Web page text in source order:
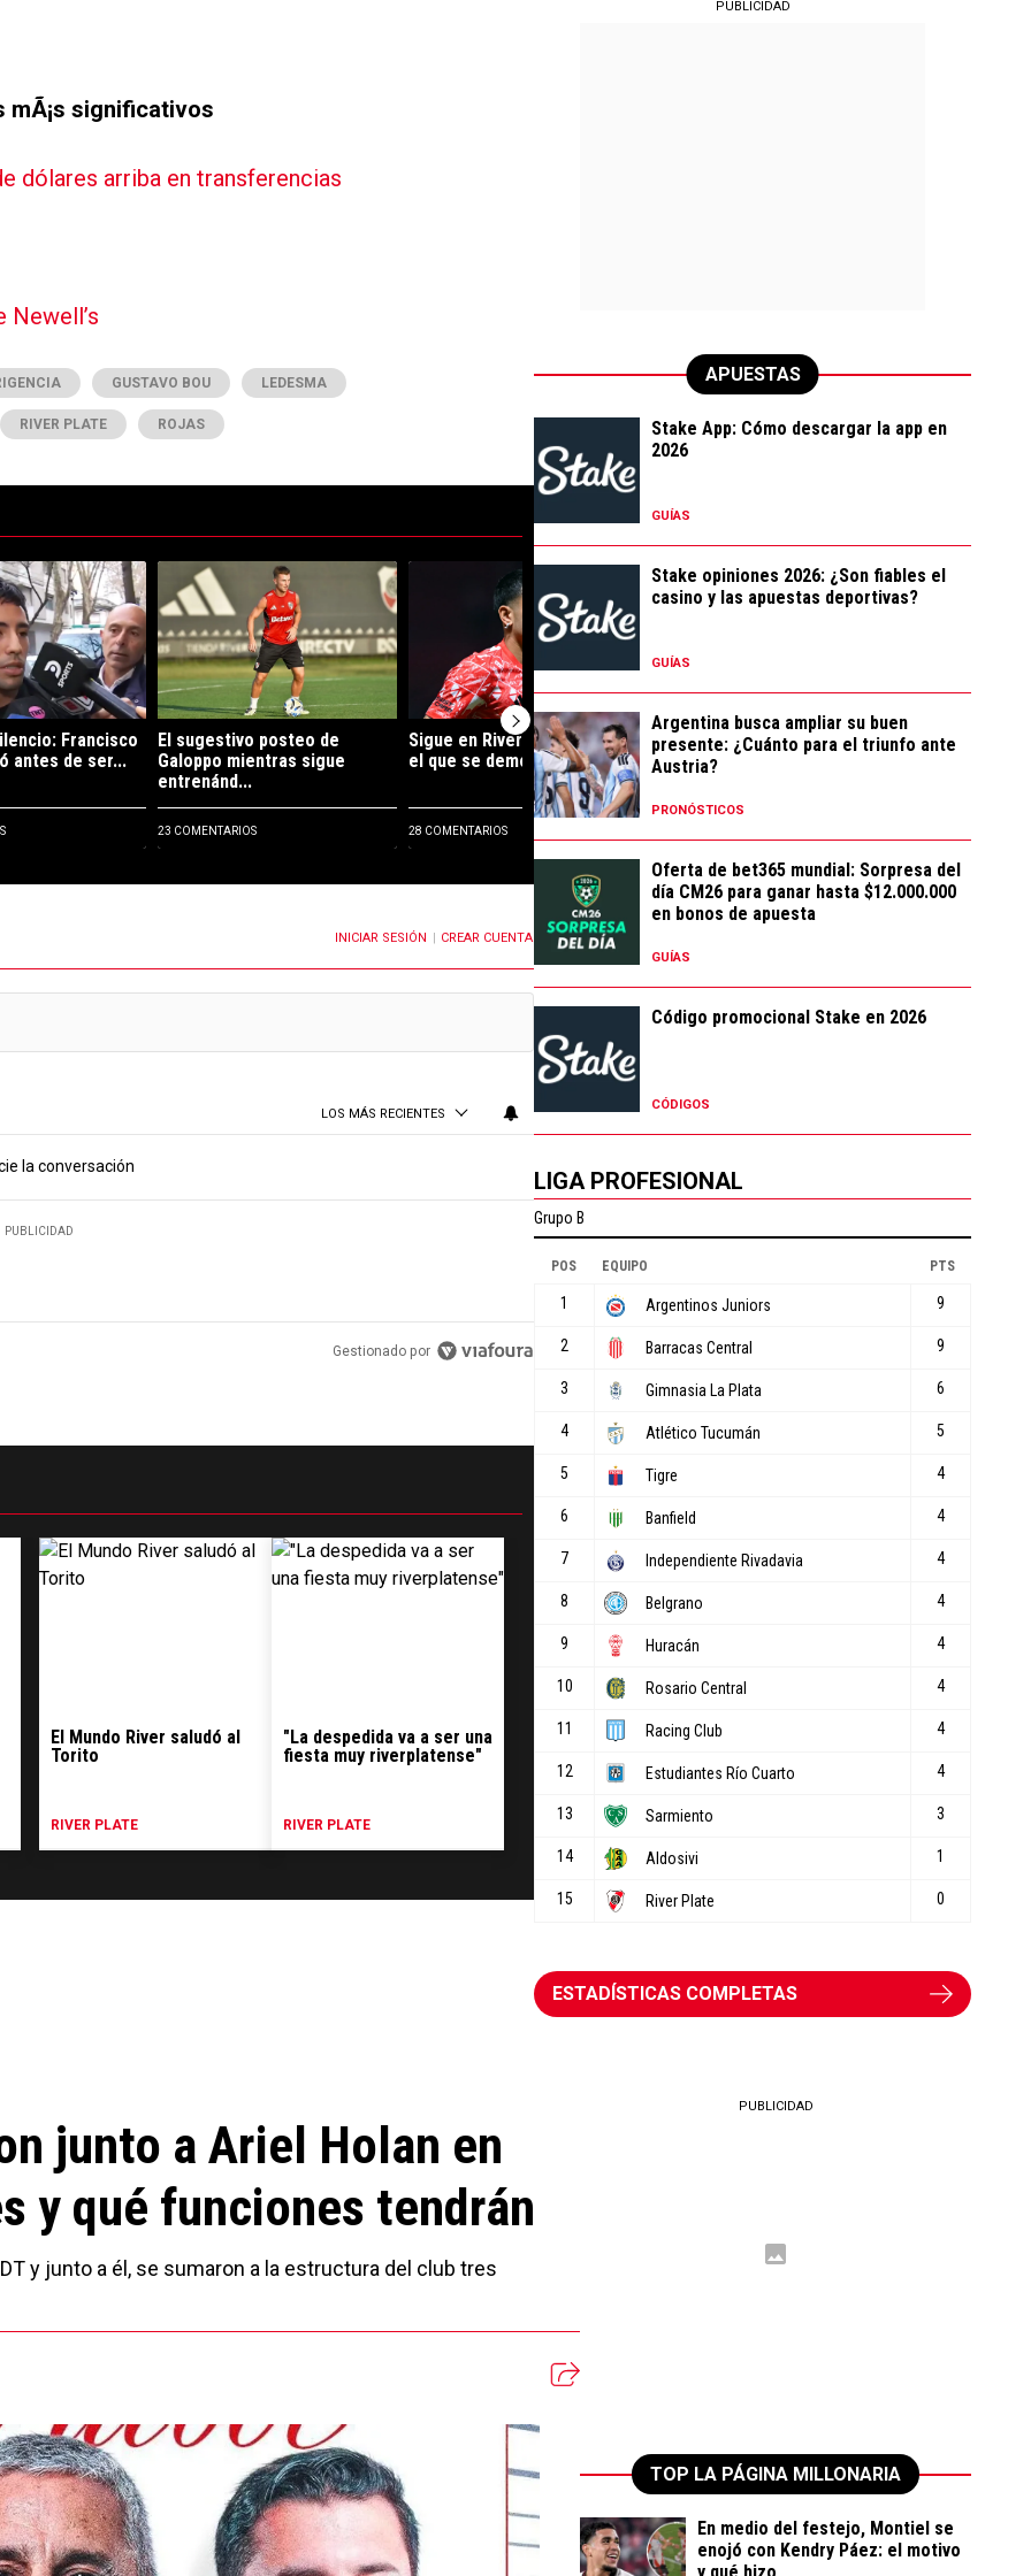
mÃ¡s significativos
dólares arriba en transferencias
Newell’s
GUSTAVO BOU LEDESMA
RIVER PLATE ROJAS
tendencia con el título "Rompió el silencio: Francisco Ortega habló antes de ser oficializado por River" con 49 comentarios.
Francisco
antes de ser...
Un artículo de tendencia con el título "El sugestivo posteo de Galoppo mientras sigue entrenándose en Cantilo" con 23
El sugestivo posteo de
Galoppo mientras sigue
entrenánd...
23 COMENTARIOS
Un artículo de tendencia con el título "Sigue en River: el motivo por el que se demora
Sigue en River: el motivo por
el que se demora la salid...
28 COMENTARIOS
Un artículo de tendencia con el título "Se designó
Se designó al árbitro para
River vs. Tigre: su polémico...
Un artículo de
Todavía no
CUANDO SE PUBLIQUEN NUEVOS COMENTARIOSINICIAR SESIÓN CREAR CUENTA
LOS MÁS RECIENTES
la conversación
PUBLICIDAD
Gestionado por
El Mundo River saludó al
Torito
RIVER PLATE
"La despedida va a ser una
fiesta muy riverplatense"
RIVER PLATE
PUBLICIDAD
APUESTAS
Stake App: Cómo descargar la app en
2026
GUÍAS
Stake opiniones 2026: ¿Son fiables el
casino y las apuestas deportivas?
GUÍAS
Argentina busca ampliar su buen
presente: ¿Cuánto para el triunfo ante
Austria?
PRONÓSTICOS
Oferta de bet365 mundial: Sorpresa del
día CM26 para ganar hasta $12.000.000
en bonos de apuesta
GUÍAS
Código promocional Stake en 2026
CÓDIGOS
LIGA PROFESIONAL
ESTADÍSTICAS COMPLETAS
junto a Ariel Holan en
y qué funciones tendrán
y junto a él, se sumaron a la estructura del club tres
PUBLICIDAD
TOP LA PÁGINA MILLONARIA
En medio del festejo, Montiel se
enojó con Kendry Páez: el motivo